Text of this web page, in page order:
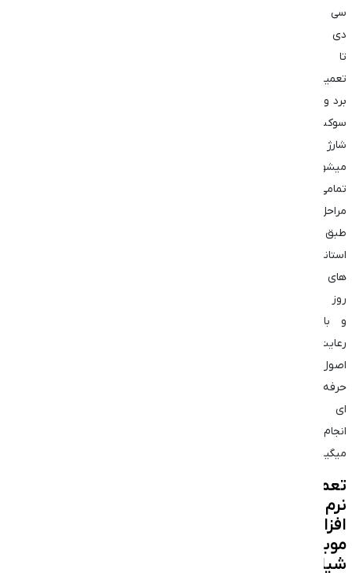
سی
دی
تا
تعمیر
برد و
سوکت
شارژ
میشود.
تمامی
مراحل
طبق
استاندارد
های
روز
و با
رعایت
اصول
حرفه
ای
انجام
میگیرد.
تعمیر
نرم
افزاری
موبایل
شیائومی